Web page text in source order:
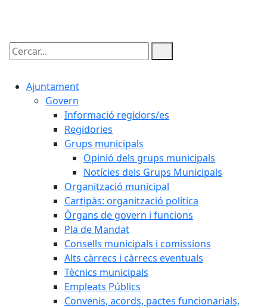
Cercar:
Ajuntament
Govern
Informació regidors/es
Regidories
Grups municipals
Opinió dels grups municipals
Notícies dels Grups Municipals
Organització municipal
Cartipàs: organització política
Òrgans de govern i funcions
Pla de Mandat
Consells municipals i comissions
Alts càrrecs i càrrecs eventuals
Tècnics municipals
Empleats Públics
Convenis, acords, pactes funcionarials,